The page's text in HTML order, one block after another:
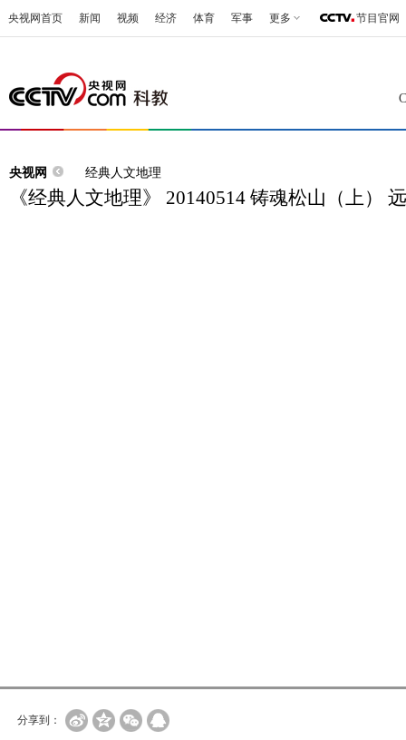
央视网首页 新闻 视频 经济 体育 军事 更多 节目官网
央视网 经典人文地理
《经典人文地理》 20140514 铸魂松山（上）
分享到：